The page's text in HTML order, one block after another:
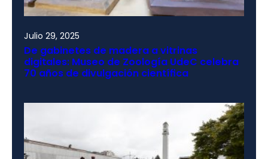
Julio 29, 2025
De gabinetes de madera a vitrinas
digitales: Museo de Zoología UdeC celebra
70 años de divulgación científica